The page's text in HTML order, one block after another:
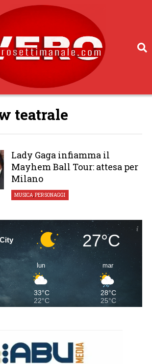
teatrale
Lady Gaga infiamma il
Mayhem Ball Tour: attesa per
Milano
MUSICA,PERSONAGGI
27°C
lun
33°C
22°C
mar
28°C
25°C